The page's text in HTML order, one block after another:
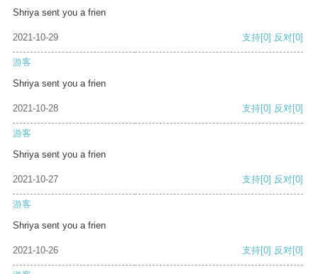
Shriya sent you a frien
2021-10-29 支持[0] 反对[0]
游客
Shriya sent you a frien
2021-10-28 支持[0] 反对[0]
游客
Shriya sent you a frien
2021-10-27 支持[0] 反对[0]
游客
Shriya sent you a frien
2021-10-26 支持[0] 反对[0]